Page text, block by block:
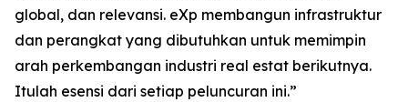
global, dan relevansi. eXp membangun infrastruktur
dan perangkat yang dibutuhkan untuk memimpin
arah perkembangan industri real estat berikutnya.
Itulah esensi dari setiap peluncuran ini.”